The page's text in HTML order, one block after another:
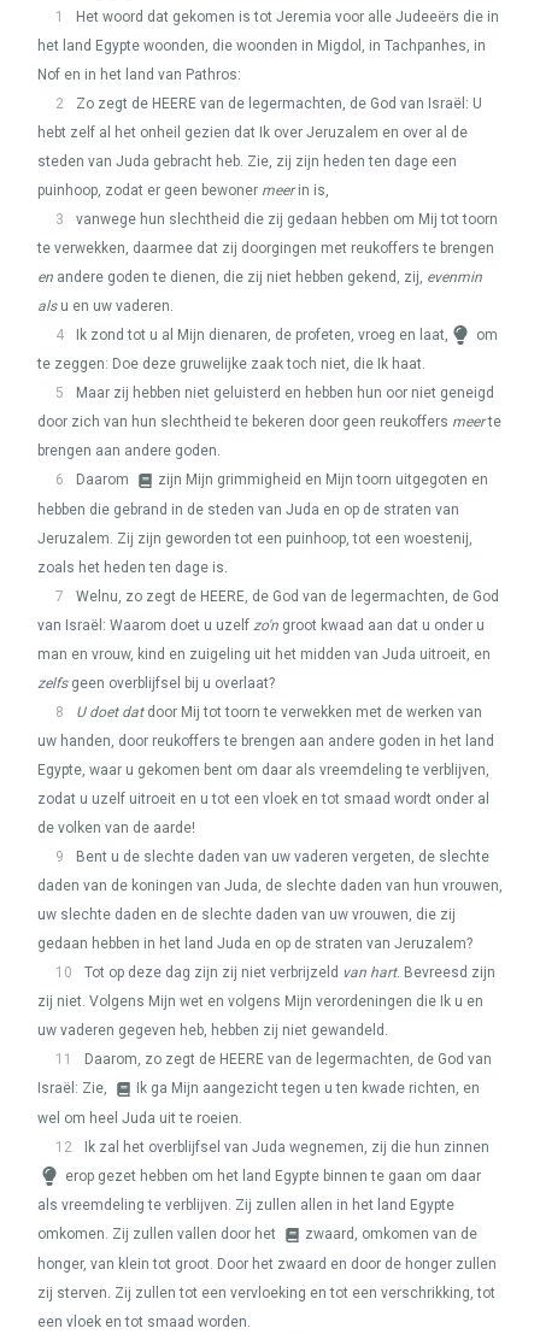
1
Het woord dat gekomen is tot Jeremia voor alle Judeeërs die in
het land Egypte woonden, die woonden in Migdol, in Tachpanhes, in
Nof en in het land van Pathros:
2
Zo zegt de HEERE van de legermachten, de God van Israël: U
hebt zelf al het onheil gezien dat Ik over Jeruzalem en over al de
steden van Juda gebracht heb. Zie, zij zijn heden ten dage een
puinhoop, zodat er geen bewoner meerin is,
3
vanwege hun slechtheid die zij gedaan hebben om Mij tot toorn
te verwekken, daarmee dat zij doorgingen met reukoffers te brengen
en andere goden te dienen, die zij niet hebben gekend, zij, evenmin
alsu en uw vaderen.
4
Ik zond tot u al Mijn dienaren, de profeten, vroeg en laat,
om
te zeggen: Doe deze gruwelijke zaak toch niet, die Ik haat.
5
Maar zij hebben niet geluisterd en hebben hun oor niet geneigd
door zich van hun slechtheid te bekeren door geen reukoffers meerte
brengen aan andere goden.
6
Daarom
zijn Mijn grimmigheid en Mijn toorn uitgegoten en
hebben die gebrand in de steden van Juda en op de straten van
Jeruzalem. Zij zijn geworden tot een puinhoop, tot een woestenij,
zoals het heden ten dage is.
7
Welnu, zo zegt de HEERE, de God van de legermachten, de God
van Israël: Waarom doet u uzelf zo'n groot kwaad aan dat u onder u
man en vrouw, kind en zuigeling uit het midden van Juda uitroeit, en
zelfsgeen overblijfsel bij u overlaat?
8
U doet datdoor Mij tot toorn te verwekken met de werken van
uw handen, door reukoffers te brengen aan andere goden in het land
Egypte, waar u gekomen bent om daar als vreemdeling te verblijven,
zodat u uzelf uitroeit en u tot een vloek en tot smaad wordt onder al
de volken van de aarde!
9
Bent u de slechte daden van uw vaderen vergeten, de slechte
daden van de koningen van Juda, de slechte daden van hun vrouwen,
uw slechte daden en de slechte daden van uw vrouwen, die zij
gedaan hebben in het land Juda en op de straten van Jeruzalem?
10
Tot op deze dag zijn zij niet verbrijzeld van hart. Bevreesd zijn
zij niet. Volgens Mijn wet en volgens Mijn verordeningen die Ik u en
uw vaderen gegeven heb, hebben zij niet gewandeld.
11
Daarom, zo zegt de HEERE van de legermachten, de God van
Israël: Zie,
Ik ga Mijn aangezicht tegen u ten kwade richten, en
wel om heel Juda uit te roeien.
12
Ik zal het overblijfsel van Juda wegnemen, zij die hun zinnen
erop gezet hebben om het land Egypte binnen te gaan om daar
als vreemdeling te verblijven. Zij zullen allen in het land Egypte
omkomen. Zij zullen vallen door het
zwaard, omkomen van de
honger, van klein tot groot. Door het zwaard en door de honger zullen
zij sterven. Zij zullen tot een vervloeking en tot een verschrikking, tot
een vloek en tot smaad worden.